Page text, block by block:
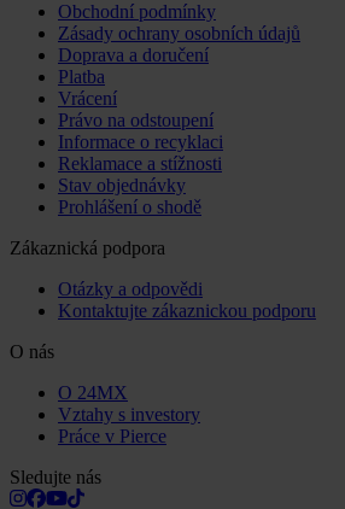
Obchodní podmínky
Zásady ochrany osobních údajů
Doprava a doručení
Platba
Vrácení
Právo na odstoupení
Informace o recyklaci
Reklamace a stížnosti
Stav objednávky
Prohlášení o shodě
Zákaznická podpora
Otázky a odpovědi
Kontaktujte zákaznickou podporu
O nás
O 24MX
Vztahy s investory
Práce v Pierce
Sledujte nás